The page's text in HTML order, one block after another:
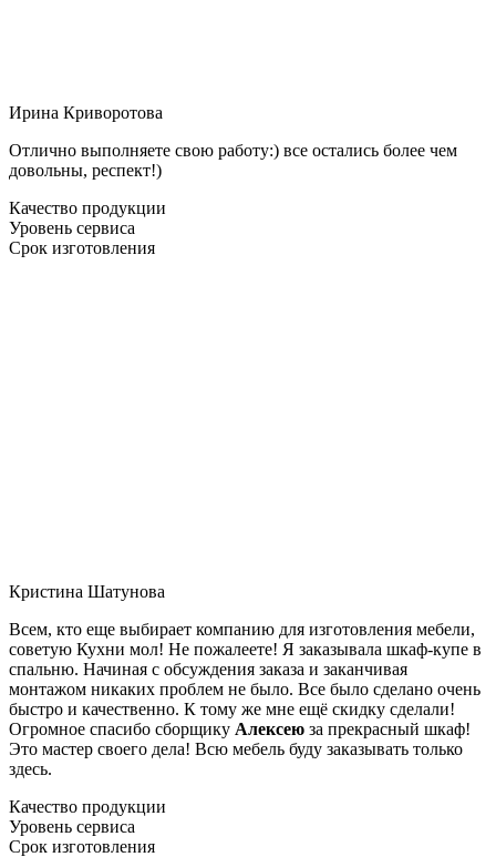
Ирина Криворотова
Отлично выполняете свою работу:) все остались более чем
довольны, респект!)
Качество продукции
Уровень сервиса
Срок изготовления
Кристина Шатунова
Всем, кто еще выбирает компанию для изготовления мебели,
советую Кухни мол! Не пожалеете! Я заказывала шкаф-купе в
спальню. Начиная с обсуждения заказа и заканчивая
монтажом никаких проблем не было. Все было сделано очень
быстро и качественно. К тому же мне ещё скидку сделали!
Огромное спасибо сборщику Алексею за прекрасный шкаф!
Это мастер своего дела! Всю мебель буду заказывать только
здесь.
Качество продукции
Уровень сервиса
Срок изготовления